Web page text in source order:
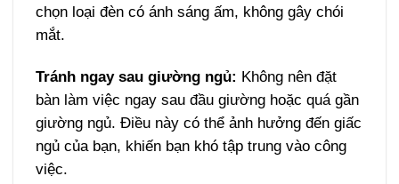
chọn loại đèn có ánh sáng ấm, không gây chói
mắt.
Tránh ngay sau giường ngủ: Không nên đặt
bàn làm việc ngay sau đầu giường hoặc quá gần
giường ngủ. Điều này có thể ảnh hưởng đến giấc
ngủ của bạn, khiến bạn khó tập trung vào công
việc.